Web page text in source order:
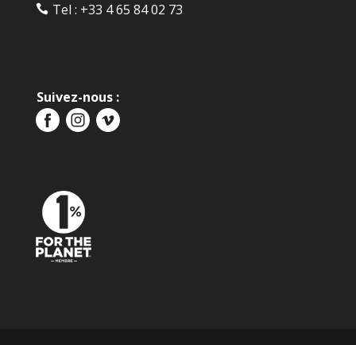
Tel : +33 4 65 84 02 73‬
Suivez-nous :